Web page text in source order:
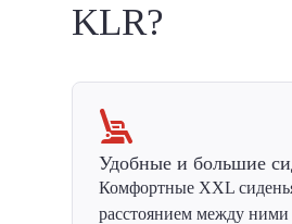
KLR?
Удобные и большие
Комфортные XXL
расстоянием между ними